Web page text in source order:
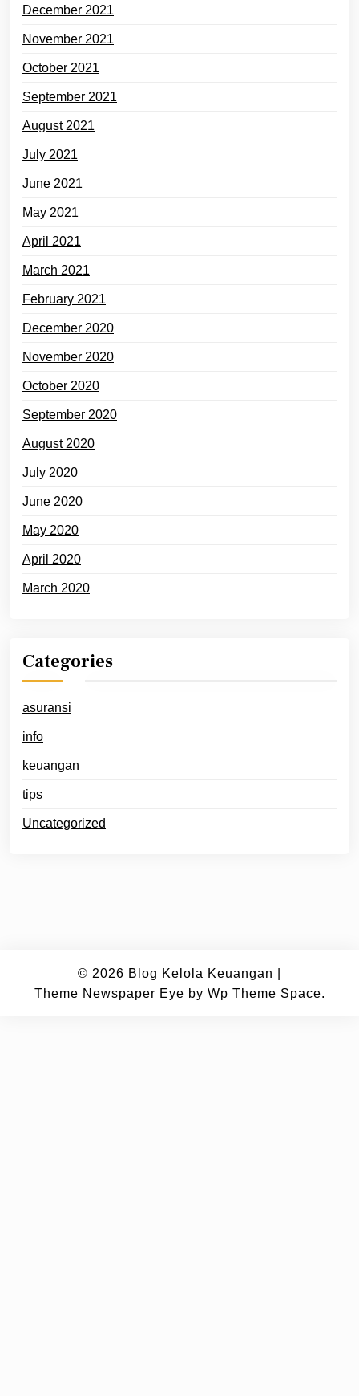
December 2021
November 2021
October 2021
September 2021
August 2021
July 2021
June 2021
May 2021
April 2021
March 2021
February 2021
December 2020
November 2020
October 2020
September 2020
August 2020
July 2020
June 2020
May 2020
April 2020
March 2020
Categories
asuransi
info
keuangan
tips
Uncategorized
© 2026 Blog Kelola Keuangan
Theme Newspaper Eye by Wp Theme Space.